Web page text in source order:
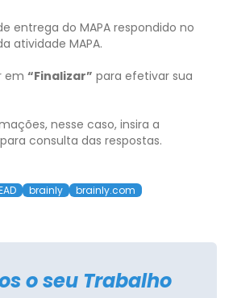
entrega do MAPA respondido no
atividade MAPA.
em “Finalizar” para efetivar sua
nesse caso, insira a
consulta das respostas.
brainly
brainly.com
o seu Trabalho